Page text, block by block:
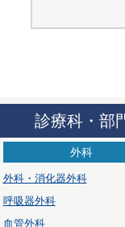
診療科・部
外科
外科・消化器外科
呼吸器外科
血管外科